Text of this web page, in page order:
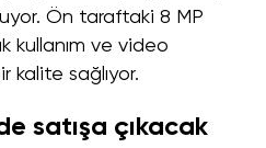
Ön taraftaki 8 MP
kullanım ve video
kalite sağlıyor.
satışa çıkacak